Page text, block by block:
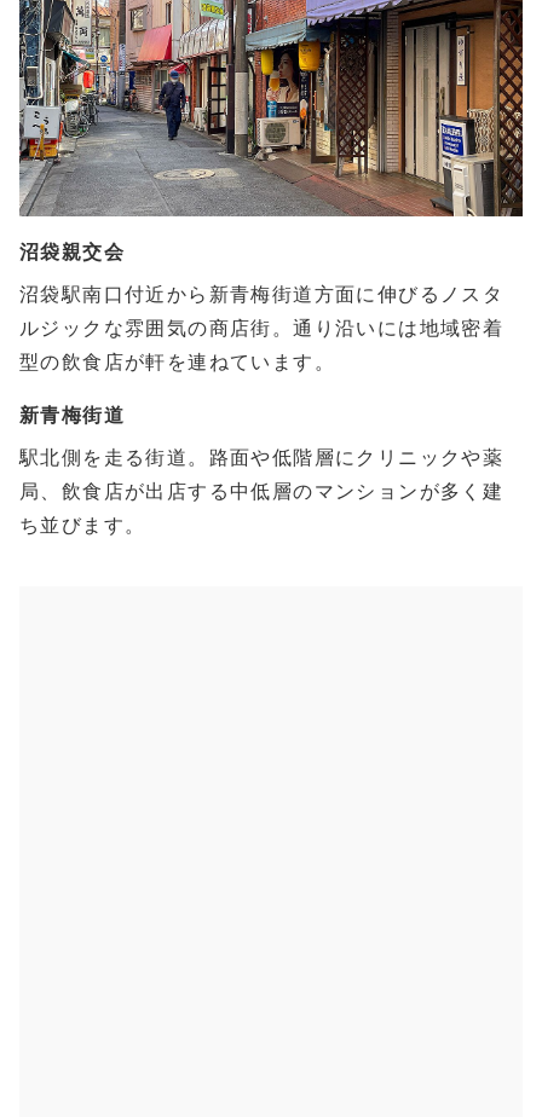
沼袋親交会
沼袋駅南口付近から新青梅街道方面に伸びるノスタ
ルジックな雰囲気の商店街。通り沿いには地域密着
型の飲食店が軒を連ねています。
新青梅街道
駅北側を走る街道。路面や低階層にクリニックや薬
局、飲食店が出店する中低層のマンションが多く建
ち並びます。